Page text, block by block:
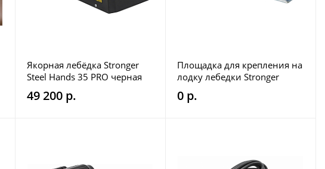
Якорная лебёдка Stronger
Steel Hands 35 PRO черная
49 200 р.
Площадка для крепления на
лодку лебедки Stronger
0 р.